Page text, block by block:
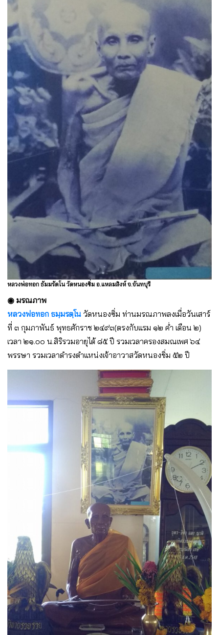
หลวงพ่อทอก ธัมมรัตโน วัดหนองซิ่ม อ.แหลมสิงห์ จ.จันทบุรี
◉ มรณภาพ
หลวงพ่อทอก ธมฺมรตฺโน วัดหนองซิ่ม ท่านมรณภาพลงเมื่อวันเสาร์
ที่ ๓ กุมภาพันธ์ พุทธศักราช ๒๔๙๓(ตรงกับแรม ๑๒ ค่ำ เดือน ๒)
เวลา ๒๑.๐๐ น.สิริรวมอายุได้ ๘๕ ปี รวมเวลาครองสมณเพศ ๖๔
พรรษา รวมเวลาดำรงตำแหน่งเจ้าอาวาสวัดหนองชิ่ม ๕๒ ปี